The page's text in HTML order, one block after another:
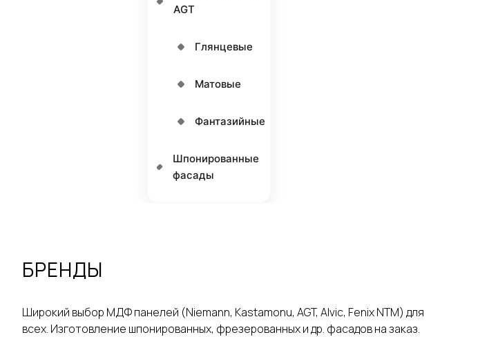
AGT
Глянцевые
Матовые
Фантазийные
Шпонированные
фасады
БРЕНДЫ
Широкий выбор МДФ панелей (Niemann, Kastamonu, AGT, Alvic, Fenix NTM) для
всех. Изготовление шпонированных, фрезерованных и др. фасадов на заказ.